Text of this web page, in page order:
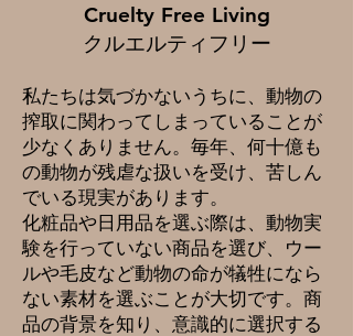
Cruelty Free Living
クルエルティフリー
私たちは気づかないうちに、動物の
搾取に関わってしまっていることが
少なくありません。毎年、何十億も
の動物が残虐な扱いを受け、苦しん
でいる現実があります。
化粧品や日用品を選ぶ際は、動物実
験を行っていない商品を選び、ウー
ルや毛皮など動物の命が犠牲になら
ない素材を選ぶことが大切です。商
品の背景を知り、意識的に選択する